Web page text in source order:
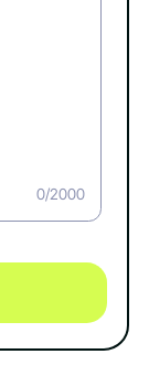
0/2000